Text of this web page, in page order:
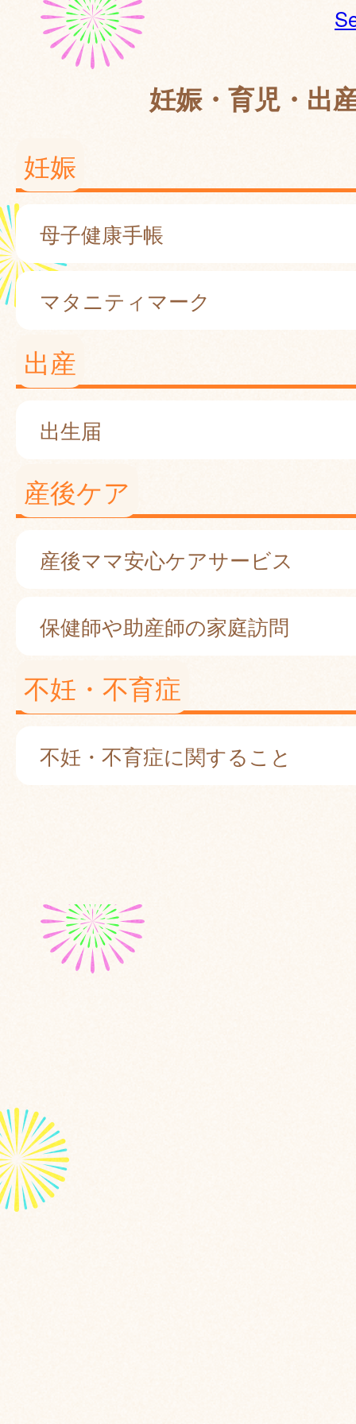
妊娠・育児・出
妊娠
母子健康手帳
マタニティマーク
出産
出生届
産後ケア
産後ママ安心ケアサービス
保健師や助産師の家庭訪問
不妊・不育症
不妊・不育症に関すること